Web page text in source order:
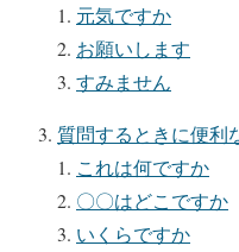
元気ですか
お願いします
すみません
質問するときに便利
これは何ですか
〇〇はどこですか
いくらですか